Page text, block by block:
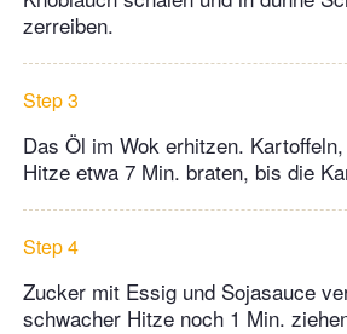
zerreiben.
Step 3
Das Öl im Wok erhitzen.
Hitze etwa 7 Min. braten, bis die
Step 4
Zucker mit Essig und Sojasauce
schwacher Hitze noch 1 Min.